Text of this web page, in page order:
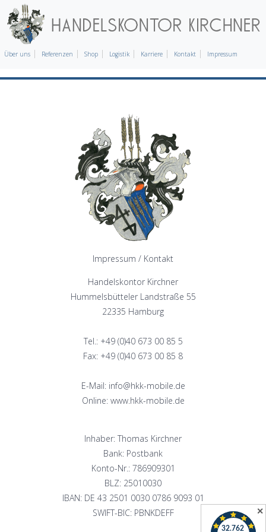
Über uns Referenzen Shop Logistik Karriere Kontakt Impressum
Impressum / Kontakt
Handelskontor Kirchner
Hummelsbütteler Landstraße 55
22335 Hamburg
Tel.: +49 (0)40 673 00 85 5
Fax: +49 (0)40 673 00 85 8
E-Mail: info@hkk-mobile.de
Online: www.hkk-mobile.de
Inhaber: Thomas Kirchner
Bank: Postbank
Konto-Nr.: 786909301
BLZ: 25010030
IBAN: DE 43 2501 0030 0786 9093 01
SWIFT-BIC: PBNKDEFF
✕